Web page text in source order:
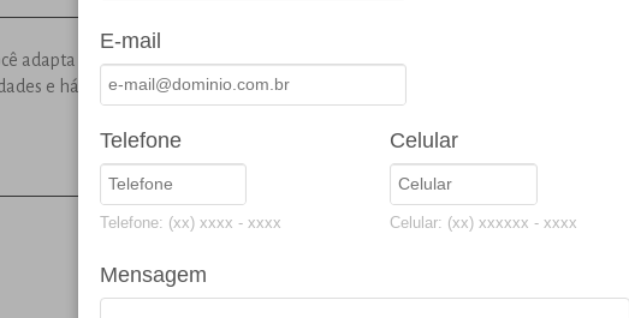
adapta todas
e hábitos
O Auto Consciente é um seguro pra quem se preocupa com
os outros (terceiros), mas não abre mão de um preço
SAIBA MAIS
E-mail
Telefone
Telefone: (xx) xxxx - xxxx
Celular
Celular: (xx) xxxxxx - xxxx
Mensagem